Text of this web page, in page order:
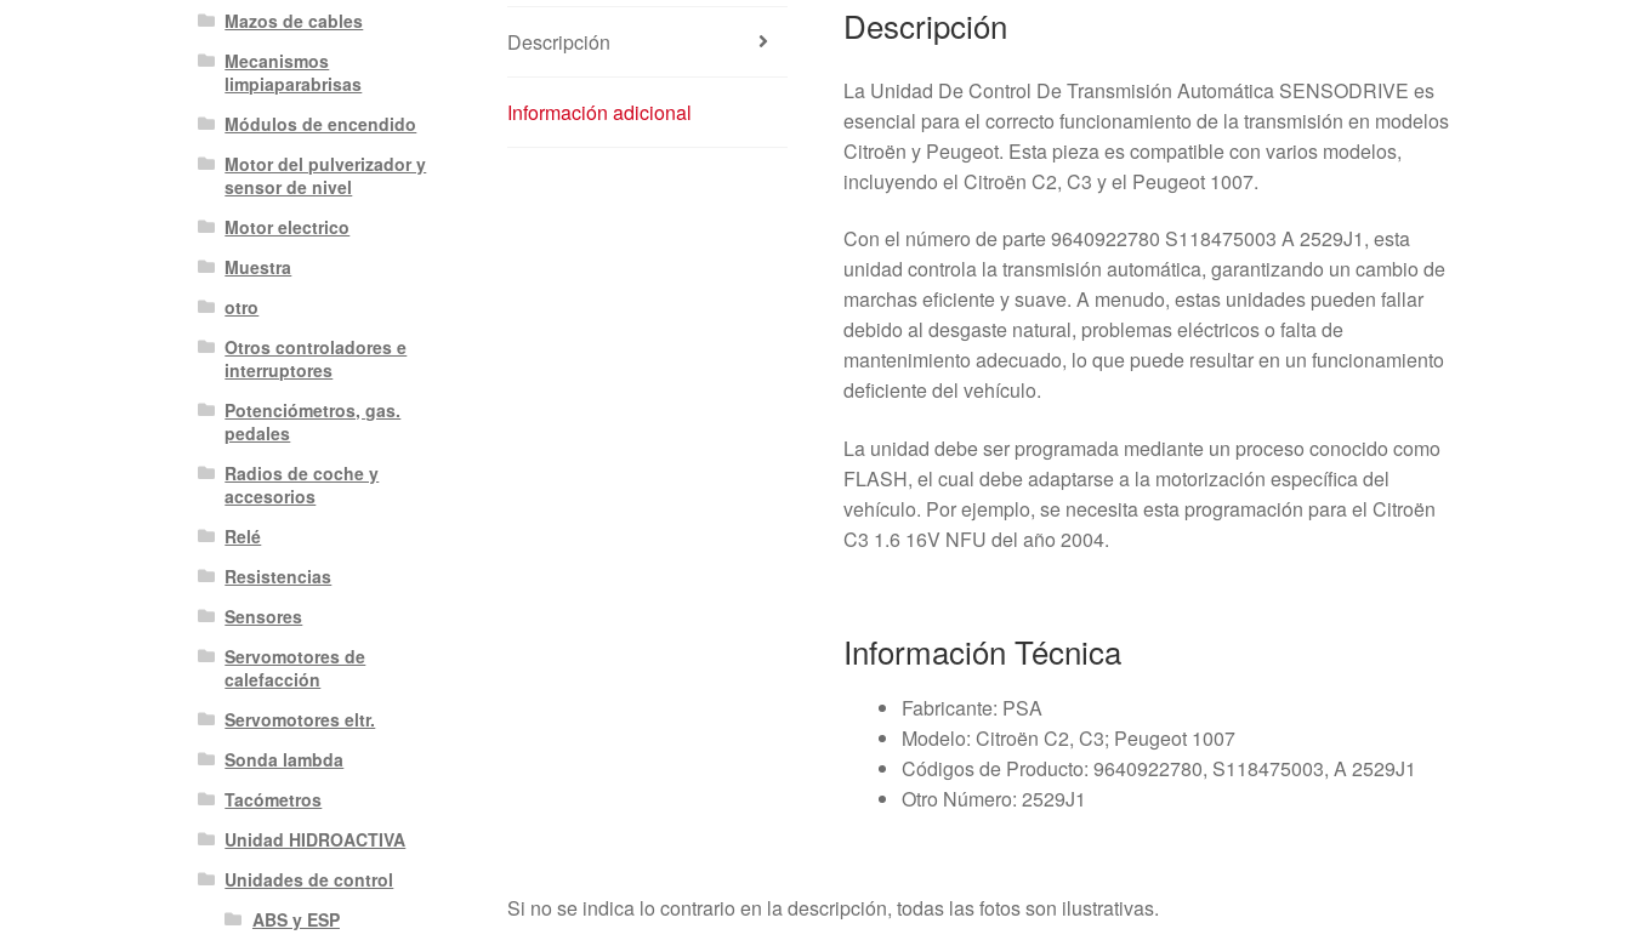
Descripción
Información adicional
Descripción
La Unidad De Control De Transmisión Automática SENSODRIVE es
esencial para el correcto funcionamiento de la transmisión en modelos
Citroën y Peugeot. Esta pieza es compatible con varios modelos,
incluyendo el Citroën C2, C3 y el Peugeot 1007.
Con el número de parte 9640922780 S118475003 A 2529J1, esta
unidad controla la transmisión automática, garantizando un cambio de
marchas eficiente y suave. A menudo, estas unidades pueden fallar
debido al desgaste natural, problemas eléctricos o falta de
mantenimiento adecuado, lo que puede resultar en un funcionamiento
deficiente del vehículo.
La unidad debe ser programada mediante un proceso conocido como
FLASH, el cual debe adaptarse a la motorización específica del
vehículo. Por ejemplo, se necesita esta programación para el Citroën
C3 1.6 16V NFU del año 2004.
Información Técnica
Fabricante: PSA
Modelo: Citroën C2, C3; Peugeot 1007
Códigos de Producto: 9640922780, S118475003, A 2529J1
Otro Número: 2529J1
Si no se indica lo contrario en la descripción, todas las fotos son ilustrativas.
Mazos de cables
Mecanismos
limpiaparabrisas
Módulos de encendido
Motor del pulverizador y
sensor de nivel
Motor electrico
Muestra
otro
Otros controladores e
interruptores
Potenciómetros, gas.
pedales
Radios de coche y
accesorios
Relé
Resistencias
Sensores
Servomotores de
calefacción
Servomotores eltr.
Sonda lambda
Tacómetros
Unidad HIDROACTIVA
Unidades de control
ABS y ESP